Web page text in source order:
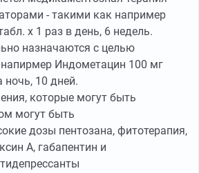
- такими как например
х 1 раз в день, 6 недель.
назначаются с целью
Индометацин 100 мг
ночь, 10 дней.
которые могут быть
могут быть
дозы пентозана, фитотерапия,
А, габапентин и